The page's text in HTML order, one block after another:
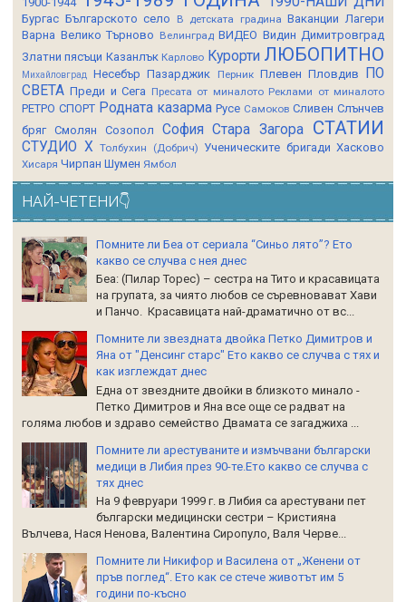
Бургас Българското село В детската градина Ваканции Лагери
Варна Велико Търново Велинград ВИДЕО Видин Димитровград
Златни пясъци Казанлък Карлово Курорти ЛЮБОПИТНО
Михайловград Несебър Пазарджик Перник Плевен Пловдив
ПО
СВЕТА Преди и Сега Пресата от миналото Реклами от миналото
РЕТРО СПОРТ Родната казарма Русе Самоков Сливен Слънчев
бряг Смолян Созопол София Стара Загора СТАТИИ
СТУДИО Х Толбухин (Добрич) Ученическите бригади Хасково
Хисаря Чирпан Шумен Ямбол
НАЙ-ЧЕТЕНИ👇
Помните ли Беа от сериала “Синьо лято”? Ето
какво се случва с нея днес
Беа: (Пилар Торес) – сестра на Тито и красавицата
на групата, за чиято любов се съревновават Хави
и Панчо. Красавицата най-драматично от вс...
Помните ли звездната двойка Петко Димитров и
Яна от "Денсинг старс" Ето какво се случва с тях и
как изглеждат днес
Една от звездните двойки в близкото минало -
Петко Димитров и Яна все още се радват на
голяма любов и здраво семейство Двамата се загаджиха ...
Помните ли арестуваните и измъчвани български
медици в Либия през 90-те.Ето какво се случва с
тях днес
На 9 февруари 1999 г. в Либия са арестувани пет
български медицински сестри – Кристияна
Вълчева, Нася Ненова, Валентина Сиропуло, Валя Черве...
Помните ли Никифор и Василена от „Женени от
пръв поглед“. Ето как се стече животът им 5
години по-късно